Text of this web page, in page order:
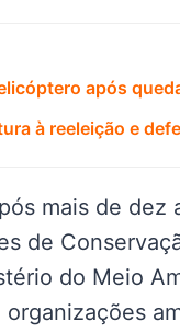
após
à reeleição e
mais de
de
do Meio